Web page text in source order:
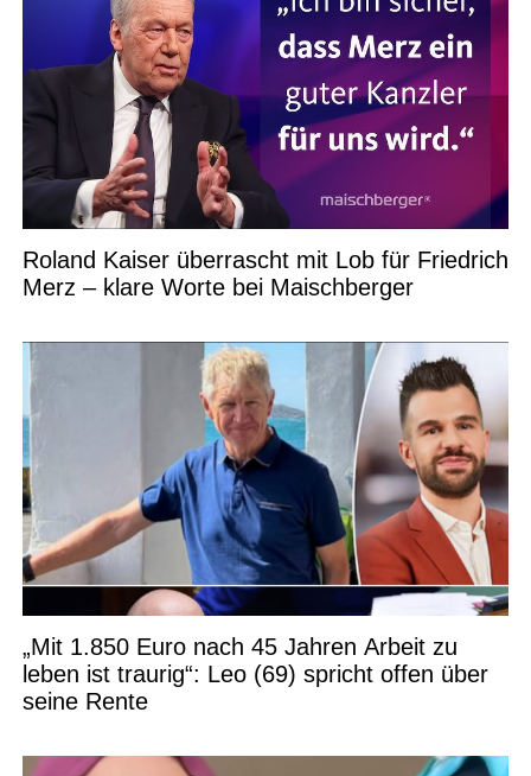
Roland Kaiser überrascht mit Lob für Friedrich
Merz – klare Worte bei Maischberger
„Mit 1.850 Euro nach 45 Jahren Arbeit zu
leben ist traurig“: Leo (69) spricht offen über
seine Rente